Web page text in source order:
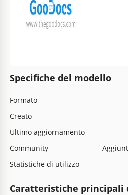
Specifiche del modello
Formato
Creato
Ultimo aggiornamento
Community
Statistiche di utilizzo
Caratteristiche principali